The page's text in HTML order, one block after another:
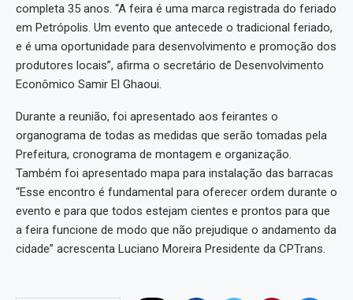
completa 35 anos. “A feira é uma marca registrada do feriado
em Petrópolis. Um evento que antecede o tradicional feriado,
e é uma oportunidade para desenvolvimento e promoção dos
produtores locais”, afirma o secretário de Desenvolvimento
Econômico Samir El Ghaoui.
Durante a reunião, foi apresentado aos feirantes o
organograma de todas as medidas que serão tomadas pela
Prefeitura, cronograma de montagem e organização.
Também foi apresentado mapa para instalação das barracas
“Esse encontro é fundamental para oferecer ordem durante o
evento e para que todos estejam cientes e prontos para que
a feira funcione de modo que não prejudique o andamento da
cidade” acrescenta Luciano Moreira Presidente da CPTrans.